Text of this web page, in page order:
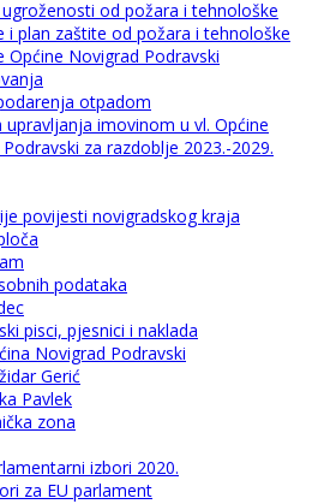
od požara i tehnološke
i plan zaštite od požara i tehnološke
Općine Novigrad Podravski
otpadom
upravljanja imovinom u vl. Općine
za razdoblje 2023.-2029.
povijesti novigradskog kraja
podataka
pisci, pjesnici i naklada
Novigrad Podravski
Gerić
Pavlek
zona
izbori 2020.
za EU parlament